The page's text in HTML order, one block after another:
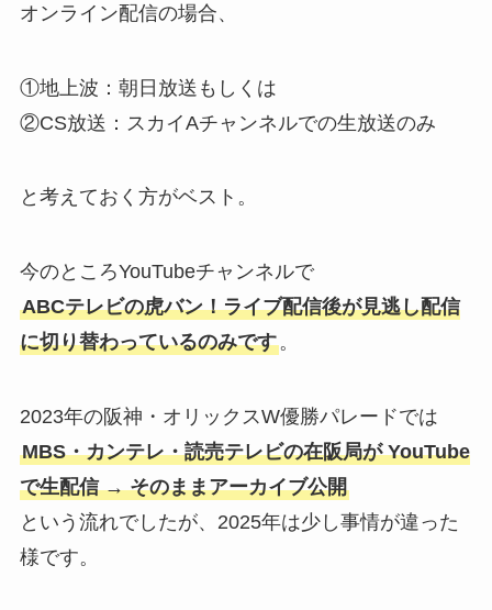
オンライン配信の場合、
①地上波：朝日放送もしくは
②CS放送：スカイAチャンネルでの生放送のみ
と考えておく方がベスト。
今のところYouTubeチャンネルで
ABCテレビの虎バン！ライブ配信後が見逃し配信
に切り替わっているのみです。
2023年の阪神・オリックスW優勝パレードでは
MBS・カンテレ・読売テレビの在阪局が YouTube
で生配信 → そのままアーカイブ公開
という流れでしたが、2025年は少し事情が違った
様です。